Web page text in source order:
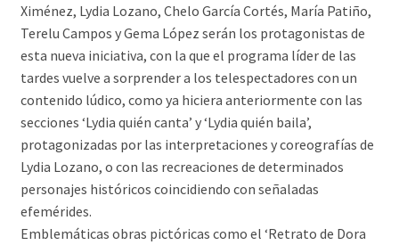
Ximénez, Lydia Lozano, Chelo García Cortés, María Patiño,
Terelu Campos y Gema López serán los protagonistas de
esta nueva iniciativa, con la que el programa líder de las
tardes vuelve a sorprender a los telespectadores con un
contenido lúdico, como ya hiciera anteriormente con las
secciones ‘Lydia quién canta’ y ‘Lydia quién baila’,
protagonizadas por las interpretaciones y coreografías de
Lydia Lozano, o con las recreaciones de determinados
personajes históricos coincidiendo con señaladas
efemérides.
Emblemáticas obras pictóricas como el ‘Retrato de Dora